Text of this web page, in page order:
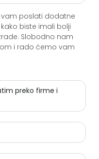
vam poslati dodatne
biste imali bolji
Slobodno nam
i rado ćemo vam
preko firme i